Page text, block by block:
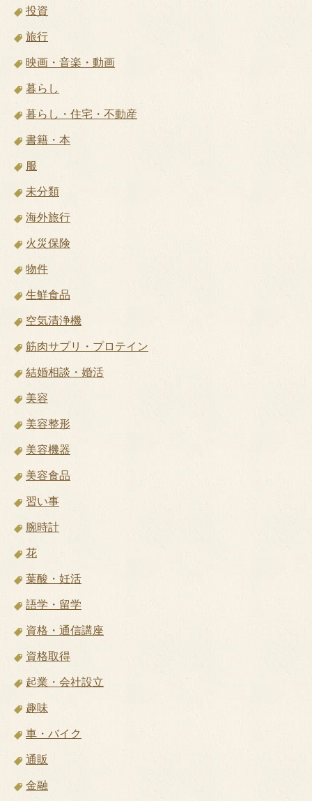
投資
旅行
映画・音楽・動画
暮らし
暮らし・住宅・不動産
書籍・本
服
未分類
海外旅行
火災保険
物件
生鮮食品
空気清浄機
筋肉サプリ・プロテイン
結婚相談・婚活
美容
美容整形
美容機器
美容食品
習い事
腕時計
花
葉酸・妊活
語学・留学
資格・通信講座
資格取得
起業・会社設立
趣味
車・バイク
通販
金融